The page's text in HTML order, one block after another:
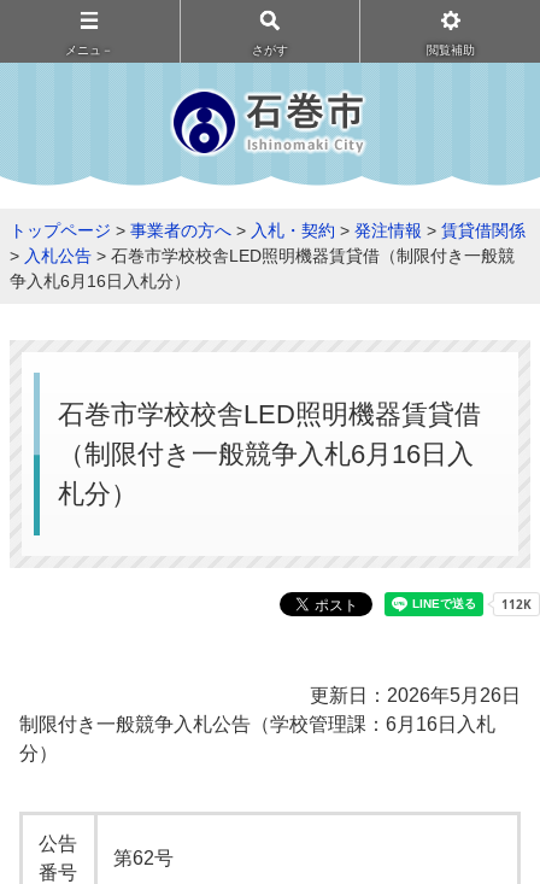
メニュ－ さがす 閲覧補助
トップページ > 事業者の方へ > 入札・契約 > 発注情報 > 賃貸借関係
> 入札公告 > 石巻市学校校舎LED照明機器賃貸借（制限付き一般競
争入札6月16日入札分）
石巻市学校校舎LED照明機器賃貸借
（制限付き一般競争入札6月16日入
札分）
更新日：2026年5月26日
制限付き一般競争入札公告（学校管理課：6月16日入札
分）
公告
番号
第62号